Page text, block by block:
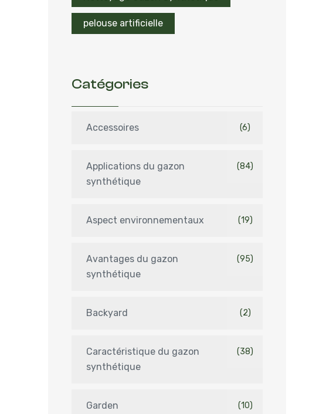
pelouse artificielle
Catégories
Accessoires (6)
Applications du gazon
synthétique
(84)
Aspect environnementaux (19)
Avantages du gazon
synthétique
(95)
Backyard (2)
Caractéristique du gazon
synthétique
(38)
Garden (10)